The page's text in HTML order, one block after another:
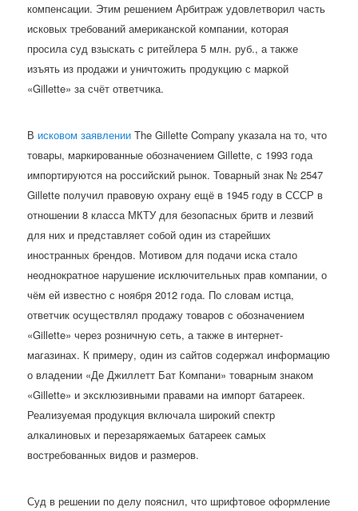
компенсации. Этим решением Арбитраж удовлетворил часть
исковых требований американской компании, которая
просила суд взыскать с ритейлера 5 млн. руб., а также
изъять из продажи и уничтожить продукцию с маркой
«Gillette» за счёт ответчика.
В исковом заявлении The Gillette Company указала на то, что
товары, маркированные обозначением Gillette, с 1993 года
импортируются на российский рынок. Товарный знак № 2547
Gillette получил правовую охрану ещё в 1945 году в СССР в
отношении 8 класса МКТУ для безопасных бритв и лезвий
для них и представляет собой один из старейших
иностранных брендов. Мотивом для подачи иска стало
неоднократное нарушение исключительных прав компании, о
чём ей известно с ноября 2012 года. По словам истца,
ответчик осуществлял продажу товаров с обозначением
«Gillette» через розничную сеть, а также в интернет-
магазинах. К примеру, один из сайтов содержал информацию
о владении «Де Джиллетт Бат Компани» товарным знаком
«Gillette» и эксклюзивными правами на импорт батареек.
Реализуемая продукция включала широкий спектр
алкалиновых и перезаряжаемых батареек самых
востребованных видов и размеров.
Суд в решении по делу пояснил, что шрифтовое оформление